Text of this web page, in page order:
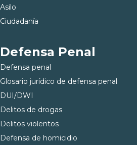
Asilo
Ciudadanía
Defensa Penal
Defensa penal
Glosario jurídico de defensa penal
DUI/DWI
Delitos de drogas
Delitos violentos
Defensa de homicidio